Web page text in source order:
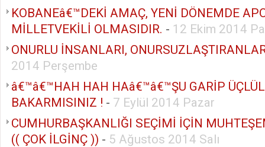
KOBANEâ€™DEKİ AMAÇ, YENİ DÖNEMDE
MİLLETVEKİLİ OLMASIDIR. - 12 Ekim 2014
ONURLU İNSANLARI,
2014 Perşembe
â€™â€™HAH HAH HAâ€™â€™ŞU GARİP
BAKARMISINIZ ! - 7 Eylül 2014 Pazar
CUMHURBAŞKANLIĞI SEÇİMİ İÇİN
(( ÇOK İLGİNÇ )) - 5 Ağustos 2014 Salı